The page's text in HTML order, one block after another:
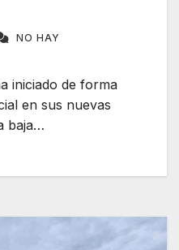
NO HAY
iniciado de forma
en sus nuevas
baja…